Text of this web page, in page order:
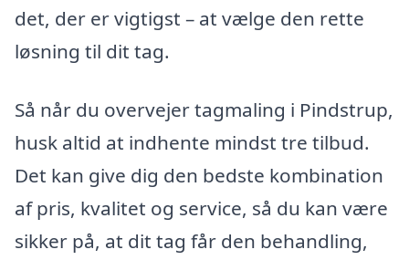
det, der er vigtigst – at vælge den rette
løsning til dit tag.
Så når du overvejer tagmaling i Pindstrup,
husk altid at indhente mindst tre tilbud.
Det kan give dig den bedste kombination
af pris, kvalitet og service, så du kan være
sikker på, at dit tag får den behandling,